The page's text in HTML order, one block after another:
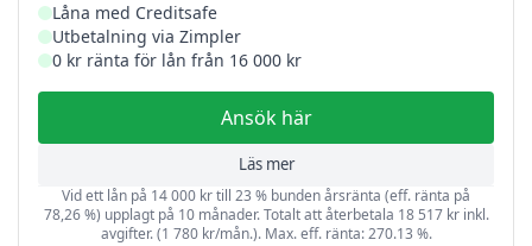
Låna med Creditsafe
Utbetalning via Zimpler
0 kr ränta för lån från 16 000 kr
Ansök här
Läs mer
Vid ett lån på 14 000 kr till 23 % bunden årsränta (eff. ränta på
78,26 %) upplagt på 10 månader. Totalt att återbetala 18 517 kr inkl.
avgifter. (1 780 kr/mån.). Max. eff. ränta: 270.13 %.